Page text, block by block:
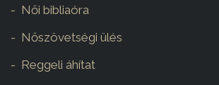
Női bibliaóra
Nőszövetségi ülés
Reggeli áhítat